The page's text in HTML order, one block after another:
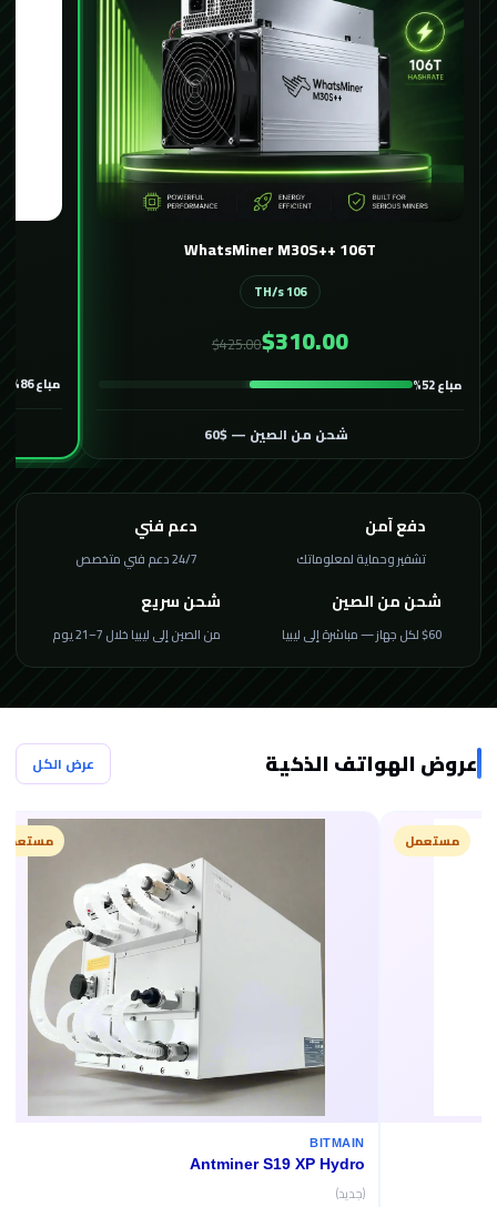
WhatsMiner M30S++ 106T
106 TH/s
$310.00
$425.00
مباع 52%
شحن من الصين — $60
مباع 86%
دفع آمن
تشفير وحماية لمعلوماتك
دعم فني
24/7 دعم فني متخصص
شحن من الصين
$60 لكل جهاز — مباشرة إلى ليبيا
شحن سريع
من الصين إلى ليبيا خلال 7–21 يوم
عروض الهواتف الذكية عرض الكل
مستعمل
Antminer S19 XP Hydro